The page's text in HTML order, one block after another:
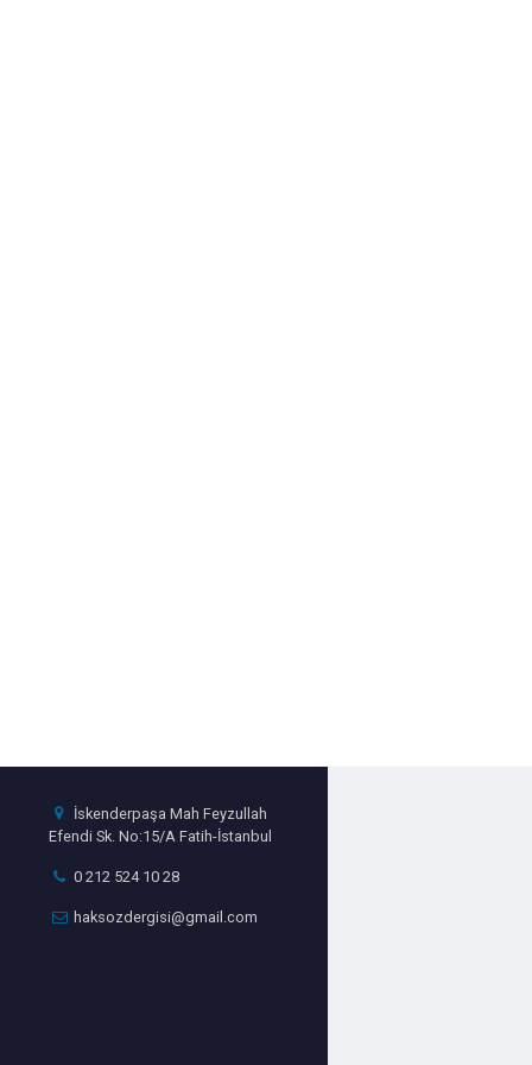
İskenderpaşa Mah Feyzullah
Efendi Sk. No:15/A Fatih-İstanbul
0 212 524 10 28
haksozdergisi@gmail.com